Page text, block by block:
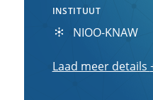
INSTITUUT
NIOO-KNAW
Laad meer details